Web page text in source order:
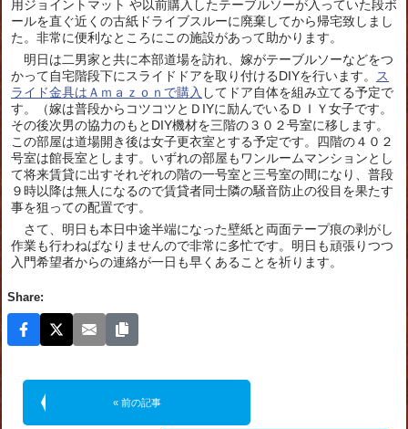
用ジョイントマット や以前購入したテーブルソーが入っていた段ボ
ールを直ぐ近くの古紙ドライブスルーに廃棄してから帰宅致しまし
た。非常に便利なところにこの施設があって助かります。
明日は二男家と共に本部道場を訪れ、嫁がテーブルソーなどをつ
かって自宅階段下にスライドドアを取り付けるDIYを行います。
ス
ライド金具はＡｍａｚｏｎで購入 してドア自体を組み立てる予定で
す。（嫁は普段からコツコツとＤIYに励んでいるＤＩＹ女子です。
その後次男の協力のもとDIY機材を三階の３０２号室に移します。
この部屋は道場開き後は女子更衣室とする予定です。四階の４０２
号室は館長室とします。いずれの部屋もワンルームマンションとし
て将来賃貸に出すそれぞれの階の一号室と三号室の間になり、普段
９時以降は無人になるので賃貸者同士隣の騒音防止の役目を果たす
事を狙っての配置です。
さて、明日も本日中途半端になった壁紙と両面テープ痕の剥がし
作業も行わねばなりませんので非常に多忙です。明日も頑張りつつ
入門希望者からの連絡が一日も早くあることを祈ります。
Share:
« 前の記事